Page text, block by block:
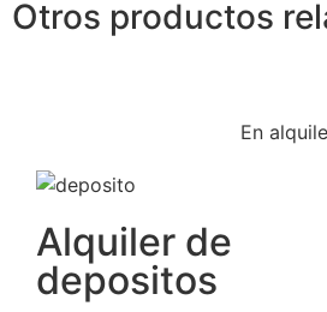
Otros productos
En
Alquiler de
depositos